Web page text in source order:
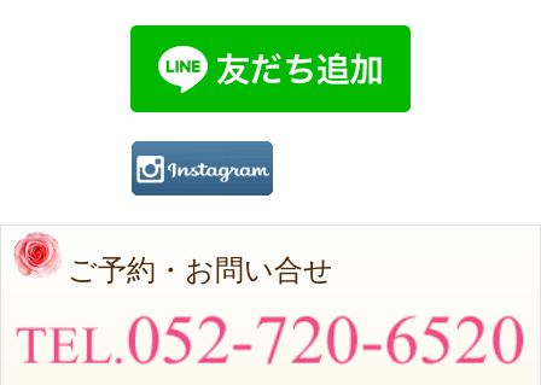
ご予約・お問い合せ